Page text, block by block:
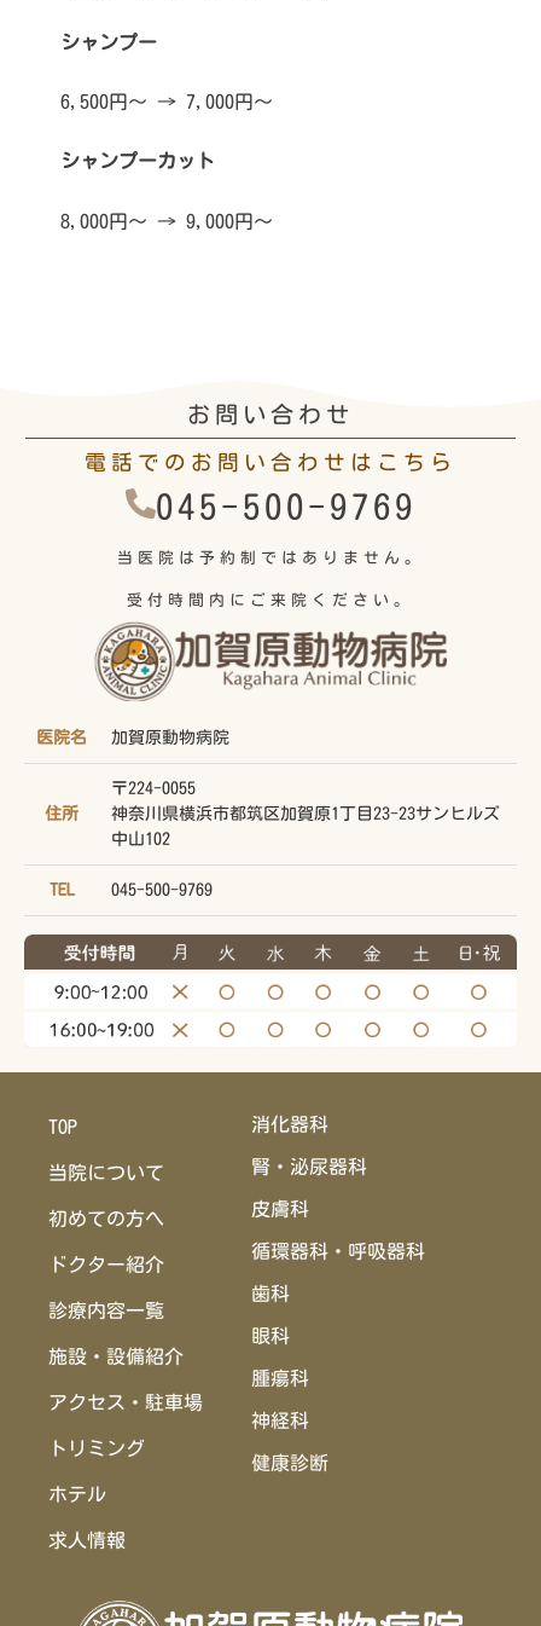
シャンプー
6,500円〜 → 7,000円〜
シャンプーカット
8,000円〜 → 9,000円〜
お問い合わせ
電話でのお問い合わせはこちら
045-500-9769
当医院は予約制ではありません。
受付時間内にご来院ください。
医院名 加賀原動物病院
住所
〒224-0055
神奈川県横浜市都筑区加賀原1丁目23-23サンヒルズ
中山102
TEL 045-500-9769
TOP
当院について
初めての方へ
ドクター紹介
診療内容一覧
施設・設備紹介
アクセス・駐車場
トリミング
ホテル
求人情報
消化器科
腎・泌尿器科
皮膚科
循環器科・呼吸器科
歯科
眼科
腫瘍科
神経科
健康診断